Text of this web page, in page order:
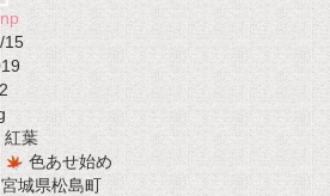
15
2
紅葉
色あせ始め
城県松島町